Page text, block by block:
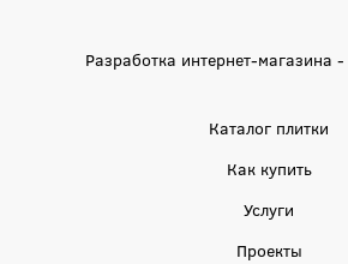
Разработка интернет-магазина
Каталог плитки
Как купить
Услуги
Проекты